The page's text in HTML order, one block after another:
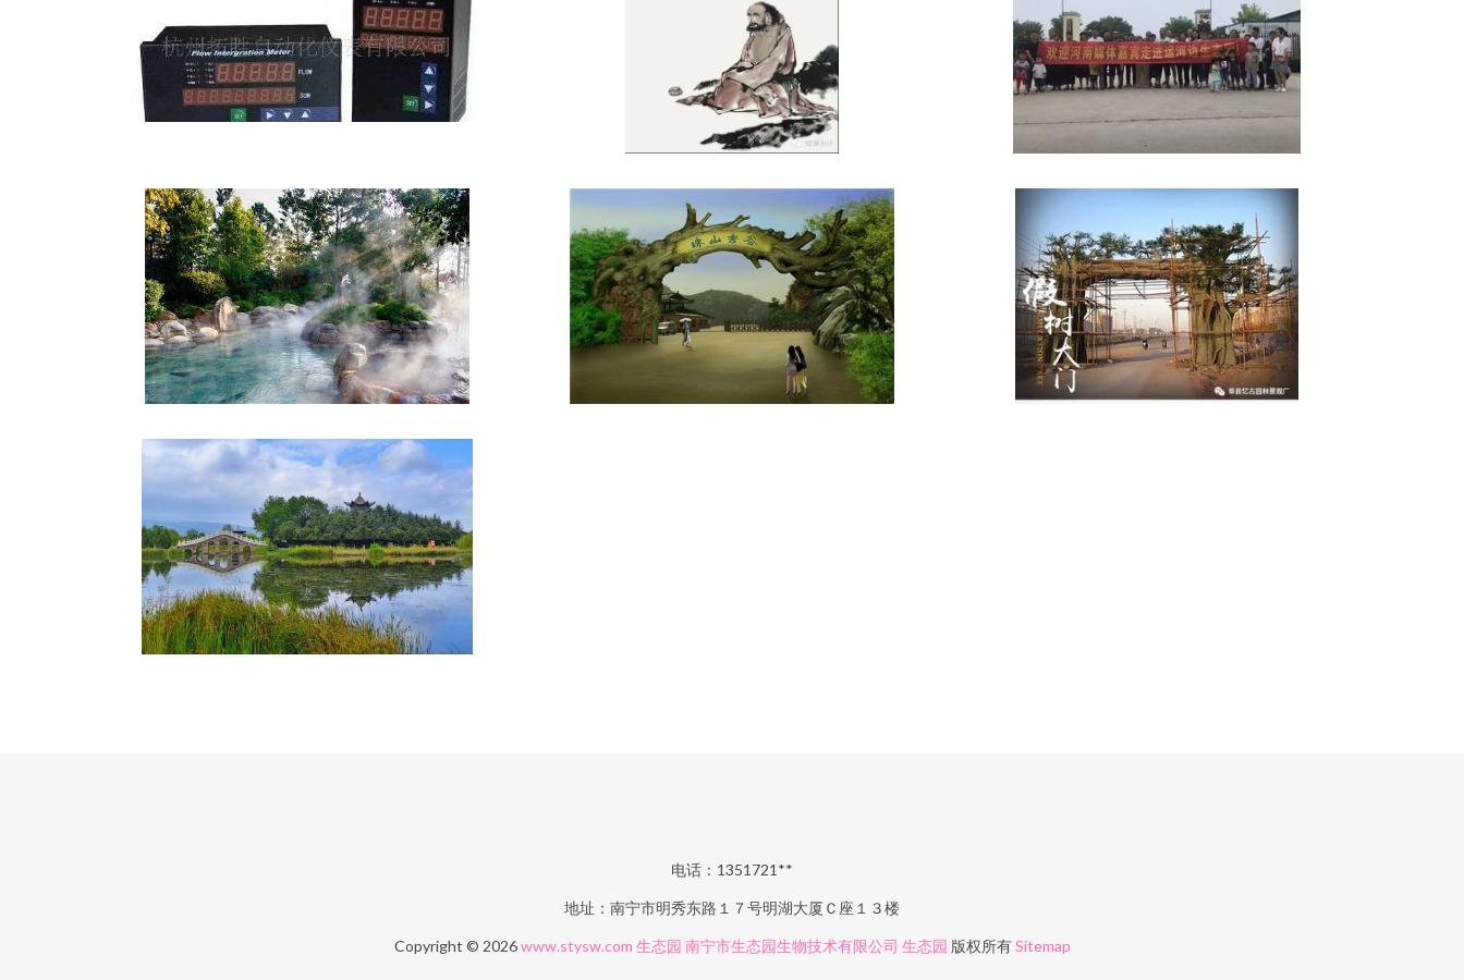
电话：1351721**
地址：南宁市明秀东路１７号明湖大厦Ｃ座１３楼
Copyright © 2026www.stysw.com 生态园 南宁市生态园生物技术有限公司 生态园 版权所有Sitemap